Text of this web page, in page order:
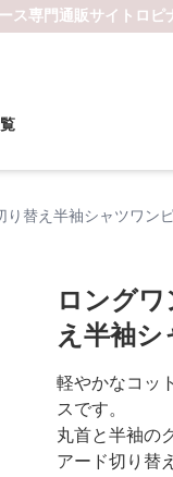
ス専門通販サイト ロピ
替え半袖シャツワン
ロング
え半袖
軽やかなコッ
スです。
丸首と半袖の
アード切り替